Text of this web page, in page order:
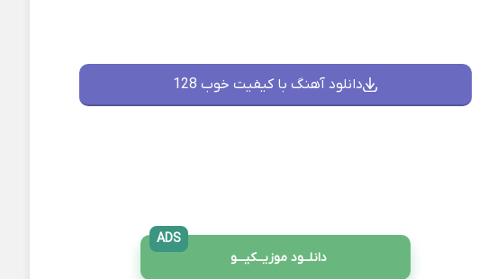
دانلود آهنگ با کیفیت خوب 128
دانلــود موزیــکیـــو
ADS